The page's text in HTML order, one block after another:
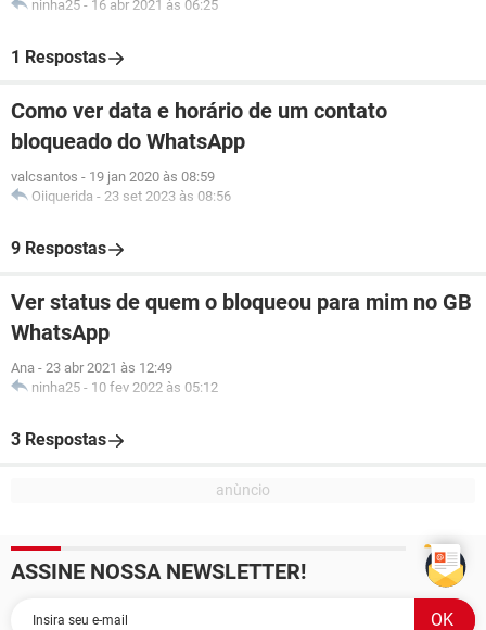
ninha25 - 16 abr 2021 às 06:25
1 Respostas
Como ver data e horário de um contato
bloqueado do WhatsApp
valcsantos - 19 jan 2020 às 08:59
Oiiquerida - 23 set 2023 às 08:56
9 Respostas
Ver status de quem o bloqueou para mim no GB
WhatsApp
Ana - 23 abr 2021 às 12:49
ninha25 - 10 fev 2022 às 05:12
3 Respostas
ASSINE NOSSA NEWSLETTER!